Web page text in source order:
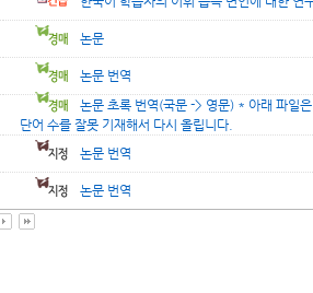
논문
논문 번역
논문 초록 번역(국문 -> 영문) * 아래 파일은
단어 수를 잘못 기재해서 다시 올립니다.
논문 번역
논문 번역